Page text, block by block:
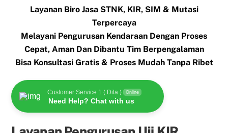
Layanan Biro Jasa STNK, KIR, SIM & Mutasi
Terpercaya
Melayani Pengurusan Kendaraan Dengan Proses
Cepat, Aman Dan Dibantu Tim Berpengalaman
Bisa Konsultasi Gratis & Proses Mudah Tanpa Ribet
Customer Service 1 ( Dila ) Online
Need Help? Chat with us